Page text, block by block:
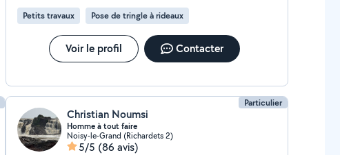
Petits travaux Pose de tringle à rideaux
Voir le profil Contacter
Particulier
Christian Noumsi
Homme à tout faire
Noisy-le-Grand (Richardets 2)
5/5 (86 avis)